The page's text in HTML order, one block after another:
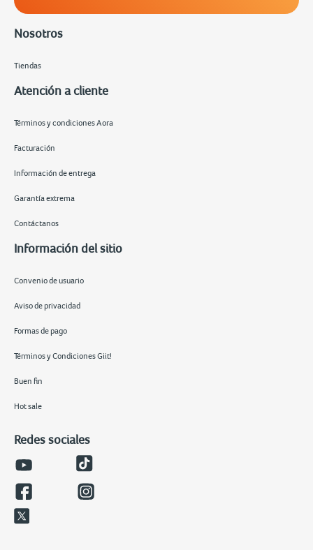
Nosotros
Tiendas
Atención a cliente
Términos y condiciones Aora
Facturación
Información de entrega
Garantía extrema
Contáctanos
Información del sitio
Convenio de usuario
Aviso de privacidad
Formas de pago
Términos y Condiciones Giit!
Buen fin
Hot sale
Redes sociales